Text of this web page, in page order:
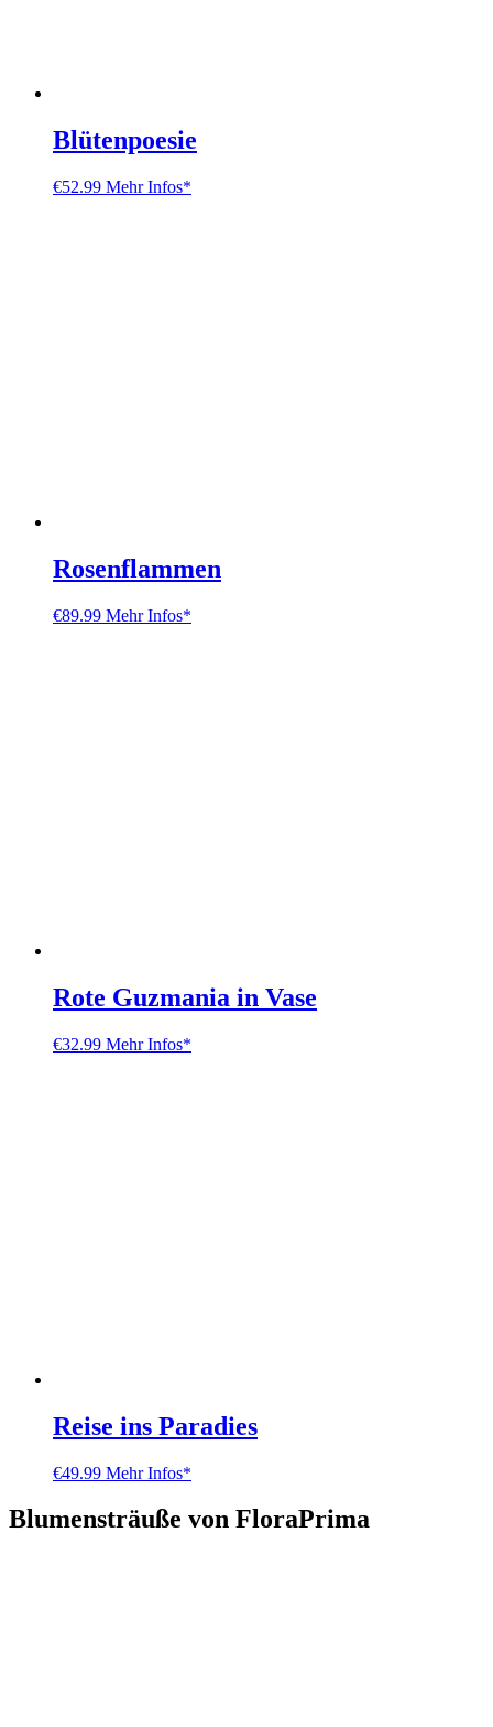
Blütenpoesie
€52.99 Mehr Infos*
Rosenflammen
€89.99 Mehr Infos*
Rote Guzmania in Vase
€32.99 Mehr Infos*
Reise ins Paradies
€49.99 Mehr Infos*
Blumensträuße von FloraPrima